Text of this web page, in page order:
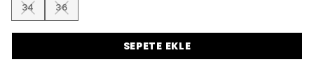
34 36
SEPETE EKLE